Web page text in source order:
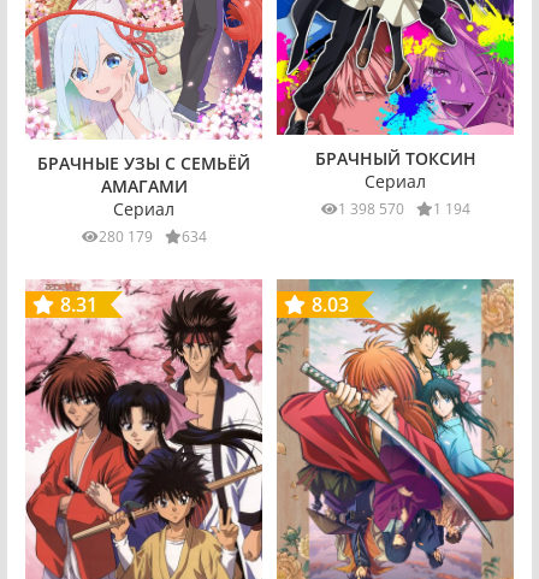
БРАЧНЫЕ УЗЫ С СЕМЬЁЙ
АМАГАМИ
Сериал
280 179 634
БРАЧНЫЙ ТОКСИН
Сериал
1 398 570 1 194
8.31 8.03